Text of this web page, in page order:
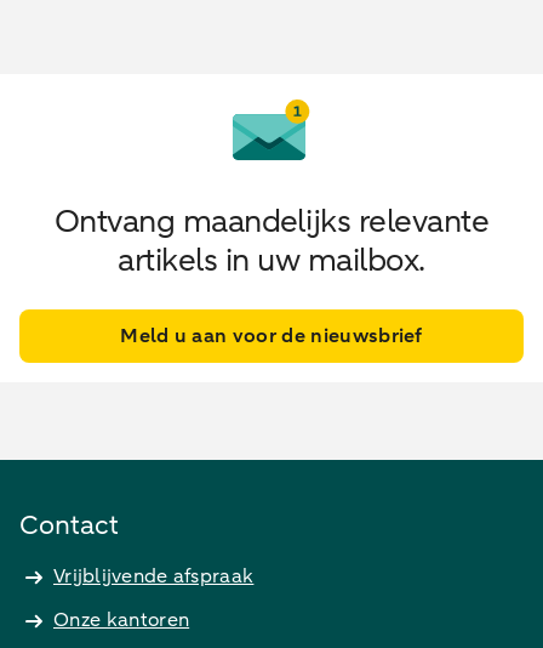
Ontvang maandelijks relevante
artikels in uw mailbox.
Meld u aan voor de nieuwsbrief
Contact
Vrijblijvende afspraak
Onze kantoren